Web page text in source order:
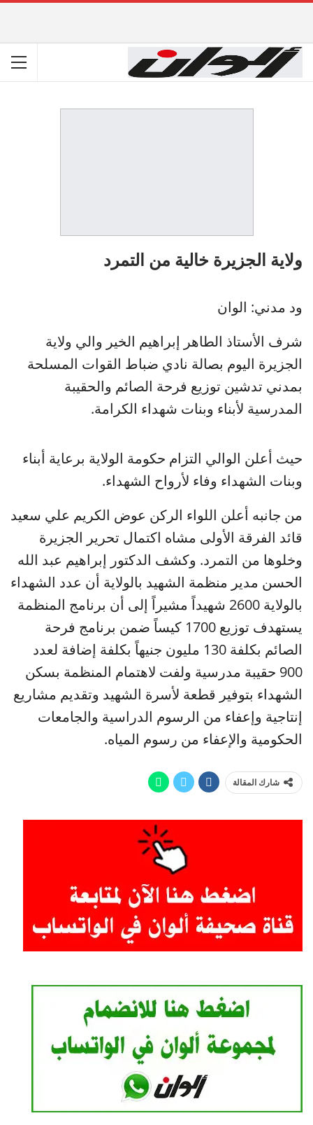
ولاية الجزيرة خالية من التمرد
ود مدني: الوان
شرف الأستاذ الطاهر إبراهيم الخير والي ولاية
الجزيرة اليوم بصالة نادي ضباط القوات المسلحة
بمدني تدشين توزيع فرحة الصائم والحقيبة
المدرسية لأبناء وبنات شهداء الكرامة.
حيث أعلن الوالي التزام حكومة الولاية برعاية أبناء
وبنات الشهداء وفاء لأرواح الشهداء.
من جانبه أعلن اللواء الركن عوض الكريم علي سعيد
قائد الفرقة الأولى مشاه اكتمال تحرير الجزيرة
وخلوها من التمرد. وكشف الدكتور إبراهيم عبد الله
الحسن مدير منظمة الشهيد بالولاية أن عدد الشهداء
بالولاية 2600 شهيداً مشيراً إلى أن برنامج المنظمة
يستهدف توزيع 1700 كيساً ضمن برنامج فرحة
الصائم بكلفة 130 مليون جنيهاً بكلفة إضافة لعدد
900 حقيبة مدرسية ولفت لاهتمام المنظمة بسكن
الشهداء بتوفير قطعة لأسرة الشهيد وتقديم مشاريع
إنتاجية وإعفاء من الرسوم الدراسية والجامعات
الحكومية والإعفاء من رسوم المياه.
شارك المقالة